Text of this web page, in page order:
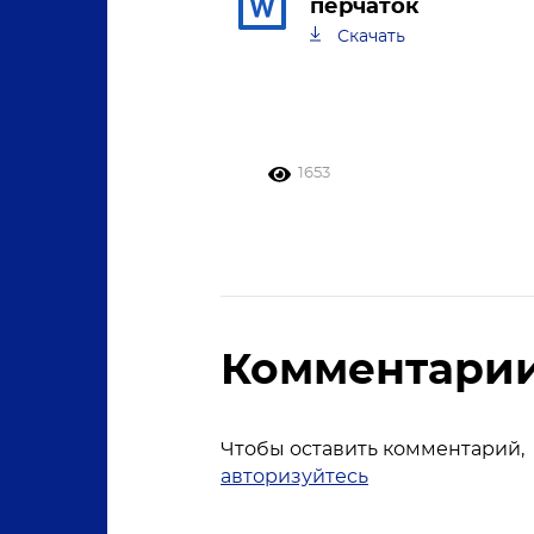
перчаток
Скачать
1653
Чтобы оставить комментарий,
авторизуйтесь